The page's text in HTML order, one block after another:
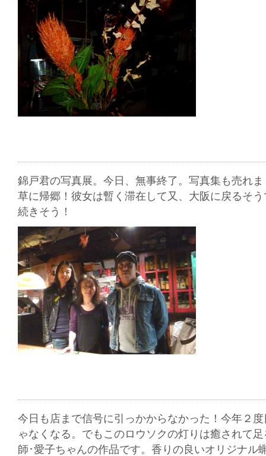
錦戸君の写真展。今日、無事終了。写真集も売れ
草に帰郷！彼女は暫く滞在して又、大阪に戻るそ
続きそう！
今日も店まで信号に引っかからなかった！今年２
ゃなくなる。でもこのロウソクの灯りは癒されて
師･愛子ちゃんの作品です。香りの良いオリジナル